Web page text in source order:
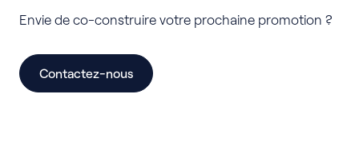
Mobilisation des bons dispositifs de formation
Co-construction de parcours sur-mesure
Envie de co-construire votre prochaine promotion ?
Contactez-nous